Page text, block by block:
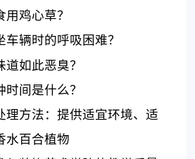
鸡心草？
辆时的呼吸困难？
如此恶臭？
间是什么？
理方法：提供适宜环境、适
质管理
水百合植物